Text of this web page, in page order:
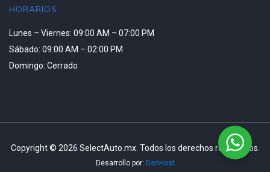
HORARIOS
Lunes – Viernes: 09:00 AM – 07:00 PM
Sábado: 09:00 AM – 02:00 PM
Domingo: Cerrado
Copyright © 2026 SelectAuto.mx. Todos los derechos reservados.
Desarrollo por: DsnHost